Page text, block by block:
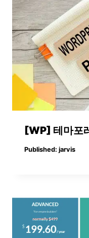
[WP] 테마
Published: jarvis